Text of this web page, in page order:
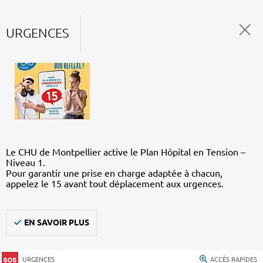
URGENCES
Le CHU de Montpellier active le Plan Hôpital en Tension –
Niveau 1.
Pour garantir une prise en charge adaptée à chacun,
appelez le 15 avant tout déplacement aux urgences.
EN SAVOIR PLUS
URGENCES ACCÈS RAPIDES